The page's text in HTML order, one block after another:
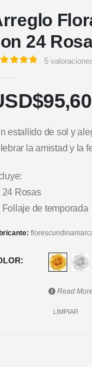
24
5
95,60
estallido de sol y
la amistad y la
24 Rosas
Follaje de temporada
Read
LIMPIAR